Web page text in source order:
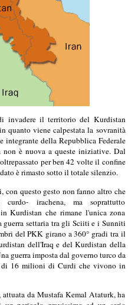
invadere il territorio del Kurdistan
quanto viene calpestata la sovranità
integrante della Repubblica Federale
non è nuova a queste iniziative. Dal
per ben 42 volte il confine
è rimasto sotto il totale silenzio.
questo gesto non fanno altro che
curdo- irachena, ma soprattutto
Kurdistan che rimane l'unica zona
settaria tra gli Sciiti e i Sunniti
del PKK girano a 360° gradi tra il
dell'Iraq e del Kurdistan della
guerra imposta dal governo turco da
16 milioni di Curdi che vivono in
da Mustafa Kemal Ataturk, ha